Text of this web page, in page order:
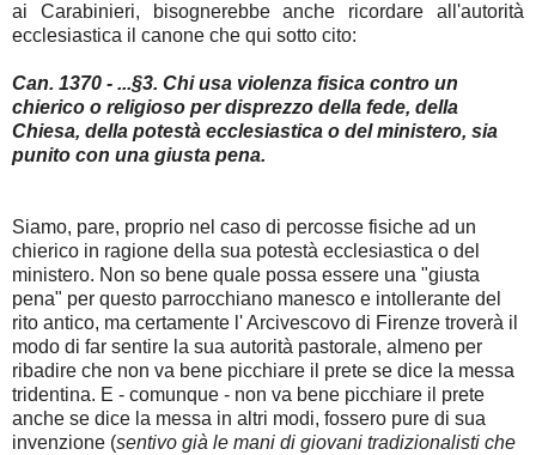
ai Carabinieri, bisognerebbe anche ricordare all'autorità
ecclesiastica il canone che qui sotto cito:
Can. 1370 - ...§3. Chi usa violenza fisica contro un
chierico o religioso per disprezzo della fede, della
Chiesa, della potestà ecclesiastica o del ministero, sia
punito con una giusta pena.
Siamo, pare, proprio nel caso di percosse fisiche ad un
chierico in ragione della sua potestà ecclesiastica o del
ministero. Non so bene quale possa essere una "giusta
pena" per questo parrocchiano manesco e intollerante del
rito antico, ma certamente l' Arcivescovo di Firenze troverà il
modo di far sentire la sua autorità pastorale, almeno per
ribadire che non va bene picchiare il prete se dice la messa
tridentina. E - comunque - non va bene picchiare il prete
anche se dice la messa in altri modi, fossero pure di sua
invenzione (sentivo già le mani di giovani tradizionalisti che